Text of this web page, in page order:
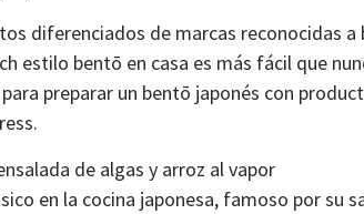
diferenciados de marcas reconocidas a
estilo bentō en casa es más fácil que
preparar un bentō japonés con
de algas y arroz al vapor
en la cocina japonesa, famoso por su